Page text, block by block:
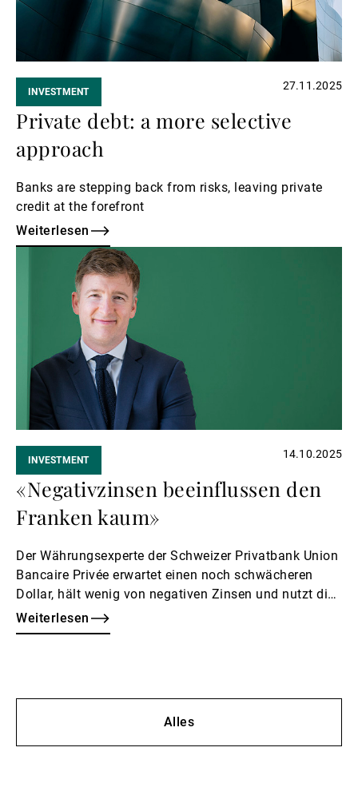
INVESTMENT 27.11.2025
Private debt: a more selective
approach
Banks are stepping back from risks, leaving private
credit at the forefront
Weiterlesen
Weiterlesen
INVESTMENT 14.10.2025
«Negativzinsen beeinflussen den
Franken kaum»
Der Währungsexperte der Schweizer Privatbank Union
Bancaire Privée erwartet einen noch schwächeren
Dollar, hält wenig von negativen Zinsen und nutzt die
niedrige Volatilität am Markt.
Weiterlesen
Alles